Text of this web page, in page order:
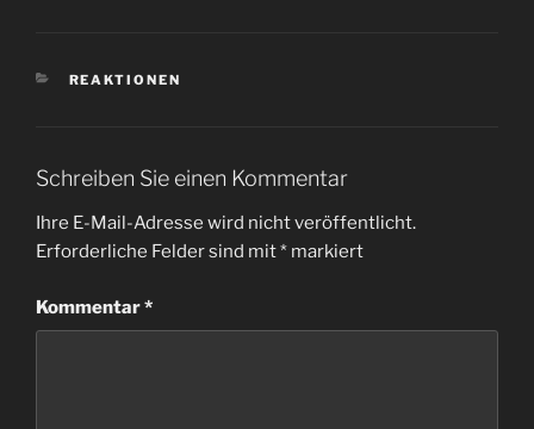
KATEGORIEN
REAKTIONEN
Schreiben Sie einen Kommentar
Ihre E-Mail-Adresse wird nicht veröffentlicht.
Erforderliche Felder sind mit* markiert
Kommentar*